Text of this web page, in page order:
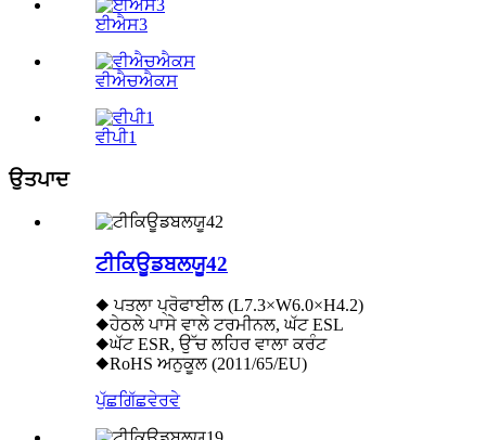
ਈਐਸ3
ਵੀਐਚਐਕਸ
ਵੀਪੀ1
ਉਤਪਾਦ
ਟੀਕਿਊਡਬਲਯੂ42
◆ ਪਤਲਾ ਪ੍ਰੋਫਾਈਲ (L7.3×W6.0×H4.2)
◆ਹੇਠਲੇ ਪਾਸੇ ਵਾਲੇ ਟਰਮੀਨਲ, ਘੱਟ ESL
◆ਘੱਟ ESR, ਉੱਚ ਲਹਿਰ ਵਾਲਾ ਕਰੰਟ
◆RoHS ਅਨੁਕੂਲ (2011/65/EU)
ਪੁੱਛਗਿੱਛਵੇਰਵੇ